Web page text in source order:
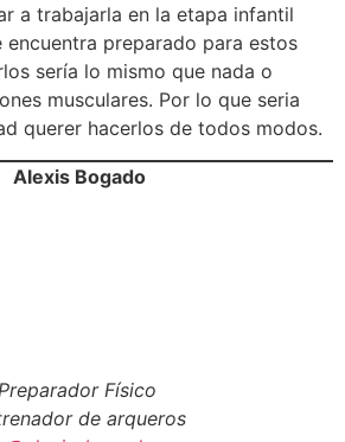
a trabajarla en la etapa infantil
encuentra preparado para estos
sería lo mismo que nada o
musculares. Por lo que seria
querer hacerlos de todos modos.
Alexis Bogado
Preparador Físico
de arqueros